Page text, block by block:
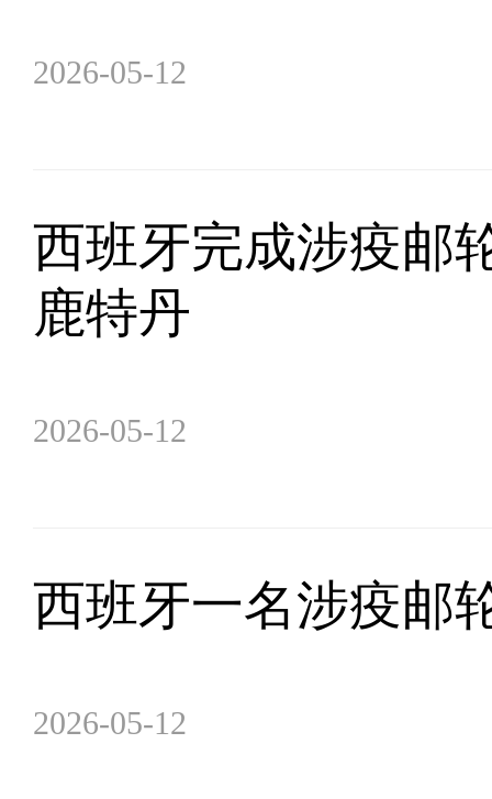
2026-05-12
西班牙完成涉疫邮
鹿特丹
2026-05-12
西班牙一名涉疫邮
2026-05-12